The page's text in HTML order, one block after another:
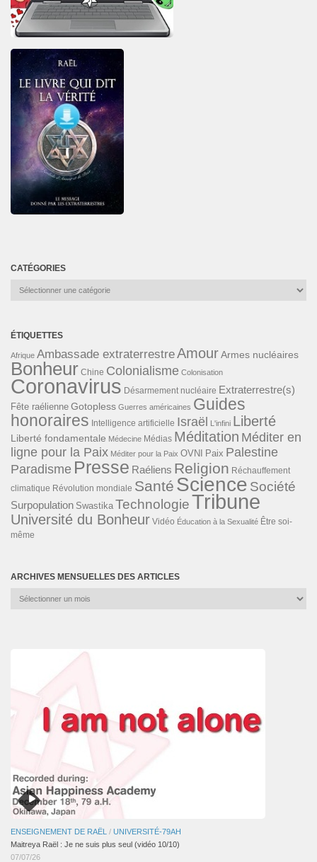
CATÉGORIES
Catégories
ÉTIQUETTES
Afrique Ambassade extraterrestreAmourArmes nucléaires
Bonheur Chine Colonialisme Colonisation
Coronavirus Désarmement nucléaire Extraterrestre(s)
Fête raélienne Gotopless Guerres américaines Guides
honoraires Intelligence artificielle Israël L'infini Liberté
Liberté fondamentale Médecine Médias Méditation Méditer en
ligne pour la Paix Méditer pour la Paix OVNI Paix Palestine
Paradisme Presse Raéliens Religion Réchauffement
climatique Révolution mondiale Santé Science Société
Surpopulation Swastika TechnologieTribune
Université du Bonheur Vidéo Éducation à la Sexualité Être soi-
même
ARCHIVES MENSUELLES DES ARTICLES
Archives
ENSEIGNEMENT DE RAËL / UNIVERSITÉ-79AH
Maitreya Raël : Je ne suis plus seul (vidéo 10/10)
07/07/26